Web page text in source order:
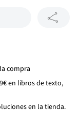
compra
en libros de texto,
en la tienda.